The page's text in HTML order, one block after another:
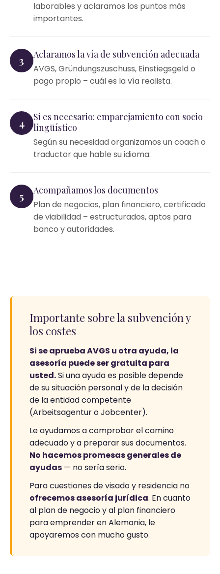
laborables y aclaramos los puntos más
importantes.
3 Aclaramos la vía de subvención adecuada
AVGS, Gründungszuschuss, Einstiegsgeld o
pago propio – cuál es la vía realista.
4
Si es necesario: emparejamiento con socio
lingüístico
Según su necesidad organizamos un coach o
traductor que hable su idioma.
5 Acompañamos los documentos
Plan de negocios, plan financiero, certificado
de viabilidad – estructurados, aptos para
banco y autoridades.
Importante sobre la subvención y
los costes
Si se aprueba AVGS u otra ayuda, la
asesoría puede ser gratuita para
usted.Si una ayuda es posible depende
de su situación personal y de la decisión
de la entidad competente
(Arbeitsagentur o Jobcenter).
Le ayudamos a comprobar el camino
adecuado y a preparar sus documentos.
No hacemos promesas generales de
ayudas — no sería serio.
Para cuestiones de visado y residencia no
ofrecemos asesoría jurídica. En cuanto
al plan de negocio y al plan financiero
para emprender en Alemania, le
apoyaremos con mucho gusto.